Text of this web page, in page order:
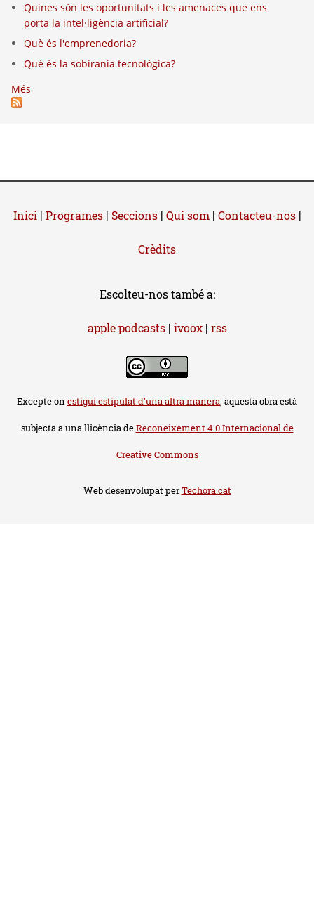
Quines són les oportunitats i les amenaces que ens
porta la intel·ligència artificial?
Què és l'emprenedoria?
Què és la sobirania tecnològica?
Més
Inici| Programes| Seccions| Qui som| Contacteu-nos|
Crèdits
Escolteu-nos també a:
apple podcasts| ivoox| rss
Excepte on estigui estipulat d'una altra manera, aquesta obra està
subjecta a una llicència deReconeixement 4.0 Internacional de
Creative Commons
Web desenvolupat perTechora.cat